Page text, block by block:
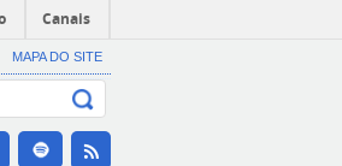
Canais
MAPA DO SITE